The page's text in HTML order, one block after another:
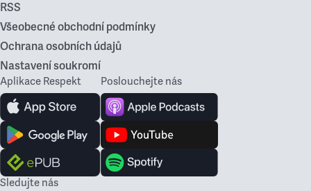
RSS
Všeobecné obchodní podmínky
Ochrana osobních údajů
Nastavení soukromí
Aplikace Respekt Poslouchejte nás
Sledujte nás